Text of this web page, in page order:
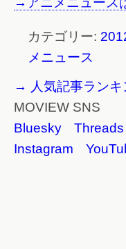
カテゴリー:
メニュース
→ 人気記事ランキ
MOVIEW SNS
Bluesky
Threads
Instagram